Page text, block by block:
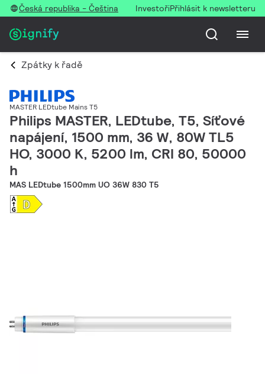
Česká republika - Čeština InvestořiPřihlásit k newsletteru
Zpátky k řadě
MASTER LEDtube Mains T5
Philips MASTER, LEDtube, T5, Síťové
napájení, 1500 mm, 36 W, 80W TL5
HO, 3000 K, 5200 lm, CRI 80, 50000
h
MAS LEDtube 1500mm UO 36W 830 T5